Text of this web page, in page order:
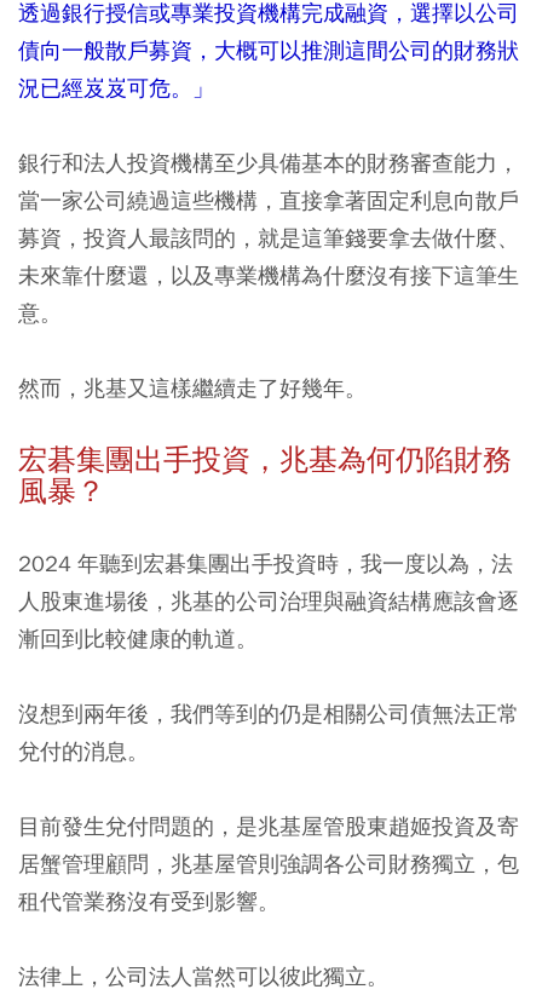
透過銀行授信或專業投資機構完成融資，選擇以公司
債向一般散戶募資，大概可以推測這間公司的財務狀
況已經岌岌可危。」
銀行和法人投資機構至少具備基本的財務審查能力，
當一家公司繞過這些機構，直接拿著固定利息向散戶
募資，投資人最該問的，就是這筆錢要拿去做什麼、
未來靠什麼還，以及專業機構為什麼沒有接下這筆生
意。
然而，兆基又這樣繼續走了好幾年。
宏碁集團出手投資，兆基為何仍陷財務
風暴？
2024 年聽到宏碁集團出手投資時，我一度以為，法
人股東進場後，兆基的公司治理與融資結構應該會逐
漸回到比較健康的軌道。
沒想到兩年後，我們等到的仍是相關公司債無法正常
兌付的消息。
目前發生兌付問題的，是兆基屋管股東趙姬投資及寄
居蟹管理顧問，兆基屋管則強調各公司財務獨立，包
租代管業務沒有受到影響。
法律上，公司法人當然可以彼此獨立。